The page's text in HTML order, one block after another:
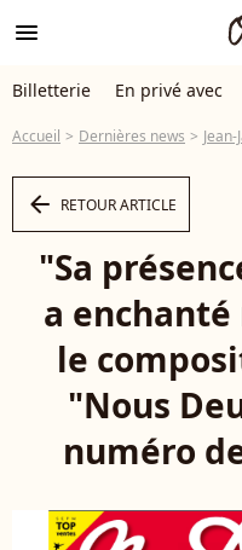
menu
Billetterie En privé avec
Accueil Dernières news Jean-Jacques
arrow_left RETOUR ARTICLE
"Sa
a
le
"Nous
numéro